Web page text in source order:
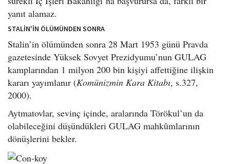
yanıt alamaz.
STALİN'İN ÖLÜMÜNDEN SONRA
Stalin’in ölümünden sonra 28 Mart 1953 günü Pravda
gazetesinde Yüksek Sovyet Prezidyumu’nun GULAG
kamplarından 1 milyon 200 bin kişiyi affettiğine ilişkin
kararı yayımlanır (Komünizmin Kara Kitabı, s.327,
2000).
Aytmatovlar, sevinç içinde, aralarında Törökul’un da
olabileceğini düşündükleri GULAG mahkûmlarının
dönüşlerini bekler.